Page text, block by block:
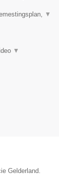
▼
▼
Gelderland.